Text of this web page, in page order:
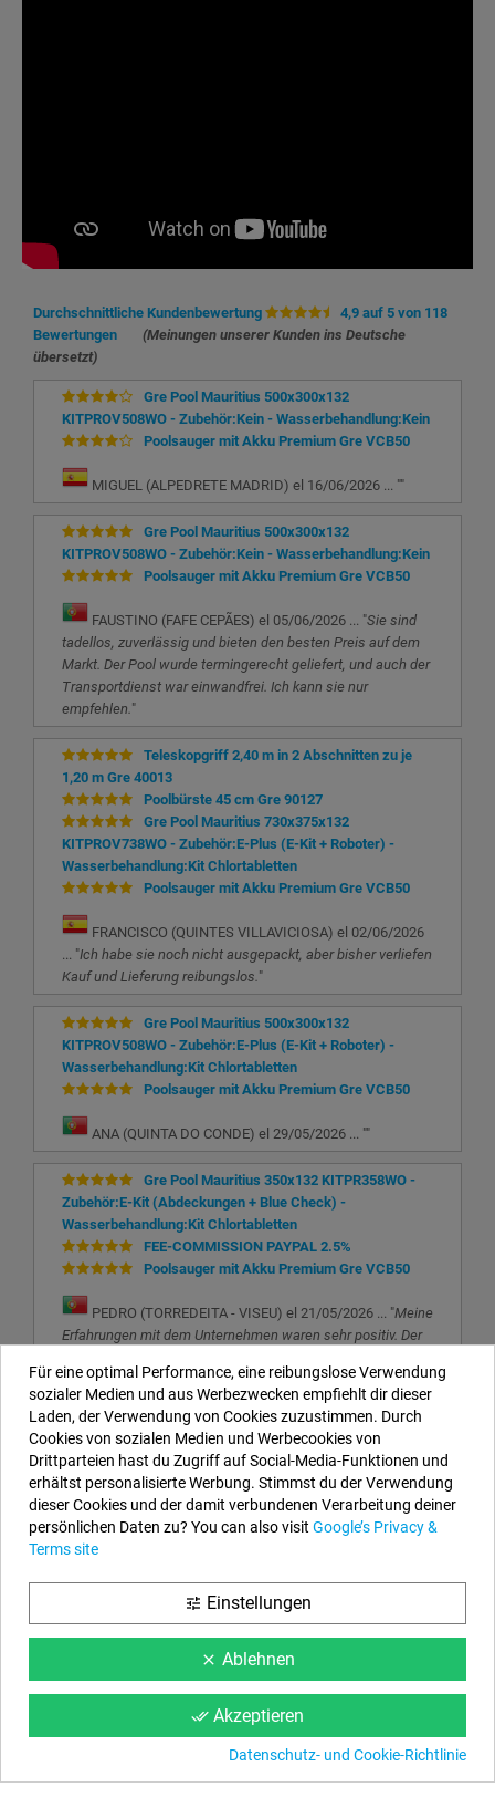
Durchschnittliche Kundenbewertung
4,9 auf 5 von 118
Bewertungen
(Meinungen unserer Kunden ins Deutsche
übersetzt)
Gre Pool Mauritius 500x300x132
KITPROV508WO - Zubehör:Kein - Wasserbehandlung:Kein
Poolsauger mit Akku Premium Gre VCB50
MIGUEL (ALPEDRETE MADRID) el 16/06/2026 ... ""
Gre Pool Mauritius 500x300x132
KITPROV508WO - Zubehör:Kein - Wasserbehandlung:Kein
Poolsauger mit Akku Premium Gre VCB50
FAUSTINO (FAFE CEPÃES) el 05/06/2026 ... "Sie sind
tadellos, zuverlässig und bieten den besten Preis auf dem
Markt. Der Pool wurde termingerecht geliefert, und auch der
Transportdienst war einwandfrei. Ich kann sie nur
empfehlen."
Teleskopgriff 2,40 m in 2 Abschnitten zu je
1,20 m Gre 40013
Poolbürste 45 cm Gre 90127
Gre Pool Mauritius 730x375x132
KITPROV738WO - Zubehör:E-Plus (E-Kit + Roboter) -
Wasserbehandlung:Kit Chlortabletten
Poolsauger mit Akku Premium Gre VCB50
FRANCISCO (QUINTES VILLAVICIOSA) el 02/06/2026
... "Ich habe sie noch nicht ausgepackt, aber bisher verliefen
Kauf und Lieferung reibungslos."
Gre Pool Mauritius 500x300x132
KITPROV508WO - Zubehör:E-Plus (E-Kit + Roboter) -
Wasserbehandlung:Kit Chlortabletten
Poolsauger mit Akku Premium Gre VCB50
ANA (QUINTA DO CONDE) el 29/05/2026 ... ""
Gre Pool Mauritius 350x132 KITPR358WO -
Zubehör:E-Kit (Abdeckungen + Blue Check) -
Wasserbehandlung:Kit Chlortabletten
FEE-COMMISSION PAYPAL 2.5%
Poolsauger mit Akku Premium Gre VCB50
PEDRO (TORREDEITA - VISEU) el 21/05/2026 ... "Meine
Erfahrungen mit dem Unternehmen waren sehr positiv. Der
hilfsbereit. Der gesamte Ablauf verlief unkompliziert und
transparent, weshalb ich mit dem angebotenen Service
sehr zufrieden bin. Ich kann das Unternehmen
weiterempfehlen.
Unsere Kontaktdaten
EYAROC COMPANY SL (DE329113465)
Rufen Sie uns jetzt an:DE: 0800.000.2626
Öffnungszeiten:Montag bis Freitag: 9–14 Uhr und 15–18 Uhr
Instagram
Für eine optimal Performance, eine reibungslose Verwendung
sozialer Medien und aus Werbezwecken empfiehlt dir dieser
Laden, der Verwendung von Cookies zuzustimmen. Durch
Cookies von sozialen Medien und Werbecookies von
Drittparteien hast du Zugriff auf Social-Media-Funktionen und
erhältst personalisierte Werbung. Stimmst du der Verwendung
dieser Cookies und der damit verbundenen Verarbeitung deiner
persönlichen Daten zu? You can also visit Google’s Privacy &
Terms site
tune Einstellungen
clear Ablehnen
done_all Akzeptieren
Datenschutz- und Cookie-Richtlinie